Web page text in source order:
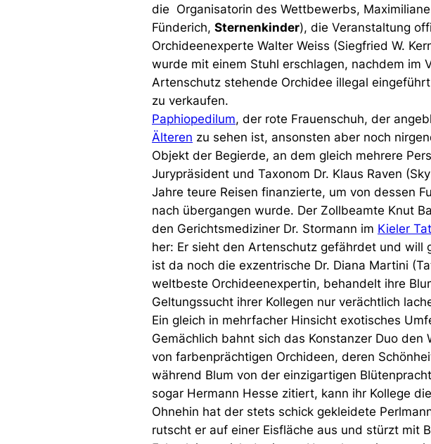
die Organisatorin des Wettbewerbs,
Fünderich, Sternenkinder), die Veranstaltung
Orchideenexperte Walter Weiss (Siegfried W.
wurde mit einem Stuhl erschlagen, nachdem im
Artenschutz stehende Orchidee illegal
zu verkaufen.
Paphiopedilum, der rote Frauenschuh, der
Älteren zu sehen ist, ansonsten aber noch
Objekt der Begierde, an dem gleich mehrere
Jurypräsident und Taxonom Dr. Klaus Raven
Jahre teure Reisen finanzierte, um von dessen
nach übergangen wurde. Der Zollbeamte Knut
den Gerichtsmediziner Dr. Stormann im Kieler
her: Er sieht den Artenschutz gefährdet und will
ist da noch die exzentrische Dr. Diana Martini
weltbeste Orchideenexpertin, behandelt ihre
Geltungssucht ihrer Kollegen nur verächtlich
Ein gleich in mehrfacher Hinsicht exotisches
Gemächlich bahnt sich das Konstanzer Duo
von farbenprächtigen Orchideen, deren
während Blum von der einzigartigen
sogar Hermann Hesse zitiert, kann ihr Kollege
Ohnehin hat der stets schick gekleidete
rutscht er auf einer Eisfläche aus und stürzt mit